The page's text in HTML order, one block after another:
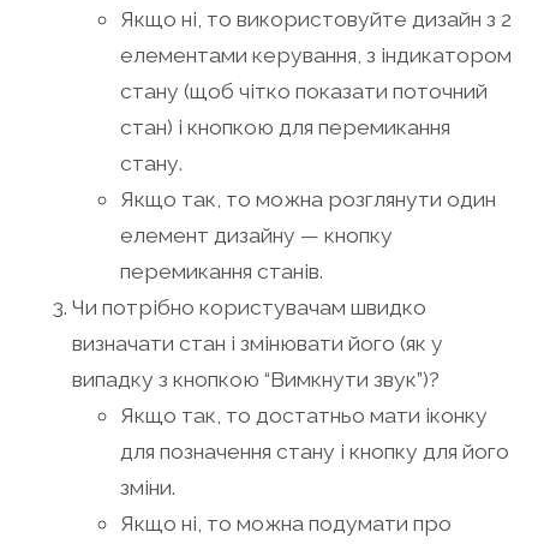
Якщо ні, то використовуйте дизайн з 2
елементами керування, з індикатором
стану (щоб чітко показати поточний
стан) і кнопкою для перемикання
стану.
Якщо так, то можна розглянути один
елемент дизайну — кнопку
перемикання станів.
Чи потрібно користувачам швидко
визначати стан і змінювати його (як у
випадку з кнопкою “Вимкнути звук”)?
Якщо так, то достатньо мати іконку
для позначення стану і кнопку для його
зміни.
Якщо ні, то можна подумати про